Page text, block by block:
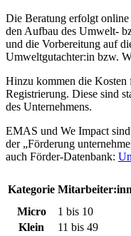
Die Beratung erfolgt
den Aufbau des Umwelt-
und die Vorbereitung auf
Umweltgutachter:in bzw.
Hinzu kommen die Kosten
Registrierung. Diese sind
des Unternehmens.
EMAS und We Impact
der „Förderung
auch Förder-Datenbank:
Kategorie
Micro
1 bis 10
Klein
11 bis 49